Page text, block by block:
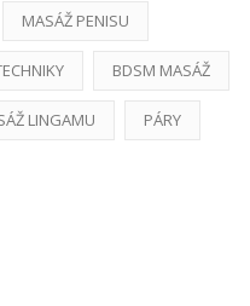
MASÁŽ PENISU
BDSM MASÁŽ
LINGAMU PÁRY